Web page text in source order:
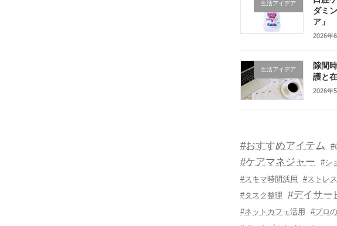
生活アイデア
ダミ
ア」
2026年
生活アイデア
隙間
護と
2026年
#おすすめアイテム #
#ケアマネジャー
#シ
#スキマ時間活用
#ストレ
#タスク整理
#デイサー
#ネットカフェ活用
#プロ